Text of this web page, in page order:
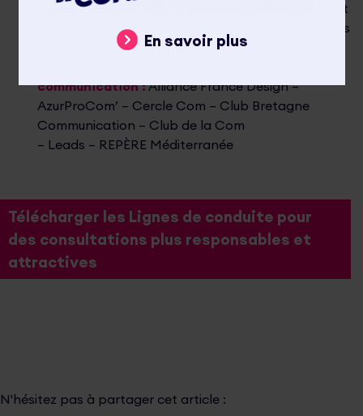
Méditerranée, Communication publique – Syndicat
National des Directeurs Généraux des Collectivités
communication :Alliance France Design –
AzurProCom’ – Cercle Com – Club Bretagne
Communication – Club de la Com
– Leads – REPÈRE Méditerranée
Télécharger les Lignes de conduite pour
des consultations plus responsables et
attractives
N'hésitez pas à partager cet article :
En savoir plus